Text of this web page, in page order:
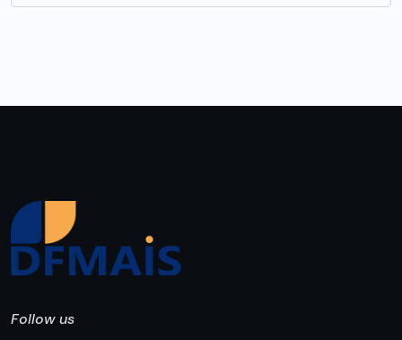
Follow us